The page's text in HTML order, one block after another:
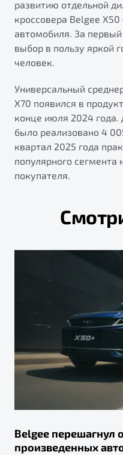
развитию отдельной
кроссовера Belgee
автомобиля. За
выбор в пользу яркой
человек.
Универсальный
X70 появился в
конце июля 2024
было реализовано 4
квартал 2025 года
популярного
покупателя.
Belgee перешагнул
произведенных